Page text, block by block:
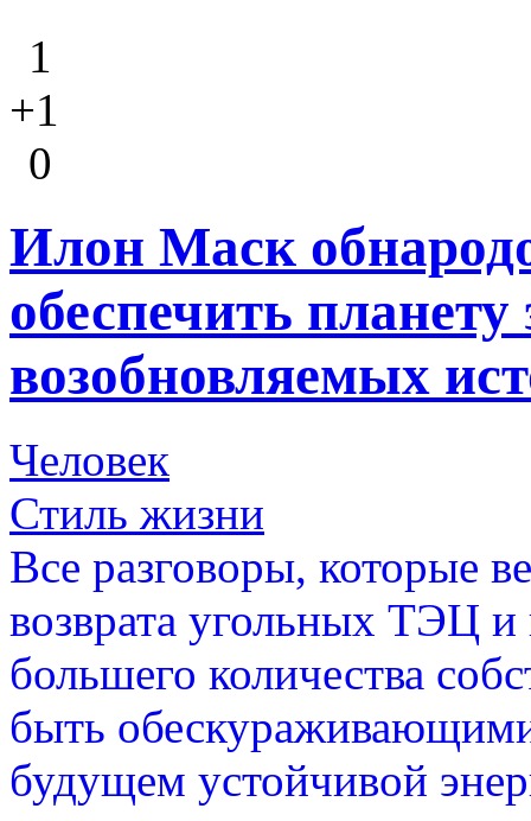
1
+1
0
Илон Маск
обеспечить планету
возобновляемых
Человек
Стиль жизни
Все разговоры, которые
возврата угольных ТЭЦ и
большего количества
быть
будущем устойчивой